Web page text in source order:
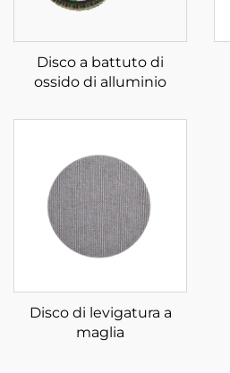
Disco a battuto di
ossido di alluminio
Disco di levigatura a
maglia